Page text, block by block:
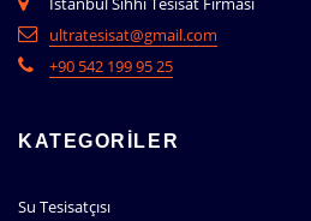
ultratesisat@gmail.com
+90 542 199 95 25
KATEGORILER
Su Tesisatçısı